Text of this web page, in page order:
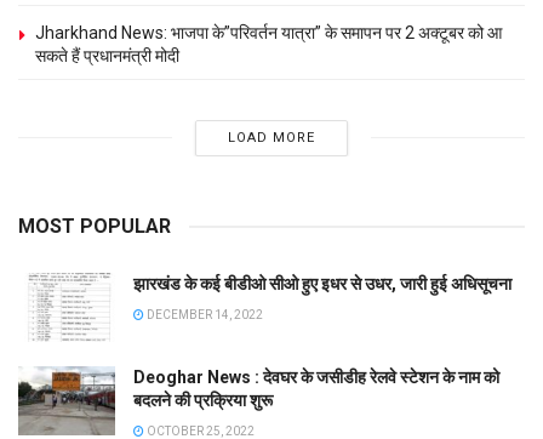
Jharkhand News: भाजपा के”परिवर्तन यात्रा” के समापन पर 2 अक्टूबर को आ
सकते हैं प्रधानमंत्री मोदी
LOAD MORE
MOST POPULAR
झारखंड के कई बीडीओ सीओ हुए इधर से उधर, जारी हुई अधिसूचना
DECEMBER 14, 2022
Deoghar News : देवघर के जसीडीह रेलवे स्टेशन के नाम को
बदलने की प्रक्रिया शुरू
OCTOBER 25, 2022